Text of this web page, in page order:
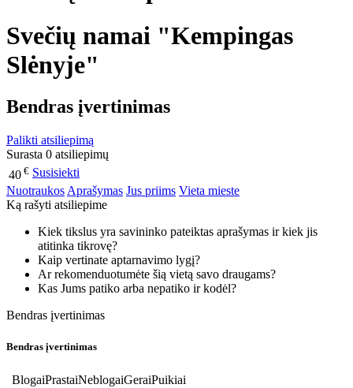
Svečių namai "Kempingas
Slėnyje"
Bendras įvertinimas
Palikti atsiliepimą
Surasta 0 atsiliepimų
40 € Susisiekti
Nuotraukos Aprašymas Jus priims Vieta mieste
Ką rašyti atsiliepime
Kiek tikslus yra savininko pateiktas aprašymas ir kiek jis
atitinka tikrovę?
Kaip vertinate aptarnavimo lygį?
Ar rekomenduotumėte šią vietą savo draugams?
Kas Jums patiko arba nepatiko ir kodėl?
Bendras įvertinimas
Bendras įvertinimas
BlogaiPrastaiNeblogaiGeraiPuikiai